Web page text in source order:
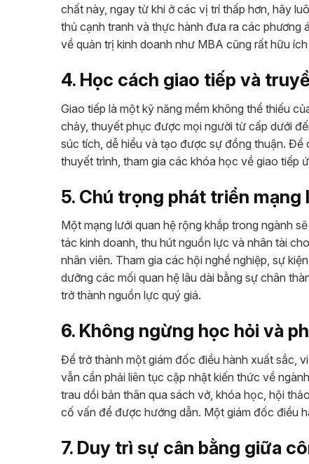
chất này, ngay từ khi ở các vị trí thấp hơn, hãy
thủ cạnh tranh và thực hành đưa ra các
về quản trị kinh doanh như MBA cũng rất hữu
4. Học cách giao tiếp và
Giao tiếp là một kỹ năng mềm không thể thiếu
chảy, thuyết phục được mọi người từ cấp dưới
súc tích, dễ hiểu và tạo được sự đồng thuận. Để
thuyết trình, tham gia các khóa học về giao
5. Chú trọng phát triển mạng
Một mạng lưới quan hệ rộng khắp trong ngành
tác kinh doanh, thu hút nguồn lực và nhân tài
nhân viên. Tham gia các hội nghề nghiệp, sự
dưỡng các mối quan hệ lâu dài bằng sự chân
trở thành nguồn lực quý giá.
6. Không ngừng học hỏi và
Để trở thành một giám đốc điều hành xuất sắc,
vẫn cần phải liên tục cập nhật kiến thức về
trau dồi bản thân qua sách vở, khóa học, hội
cố vấn để được hướng dẫn. Một giám đốc điều
7. Duy trì sự cân bằng giữa